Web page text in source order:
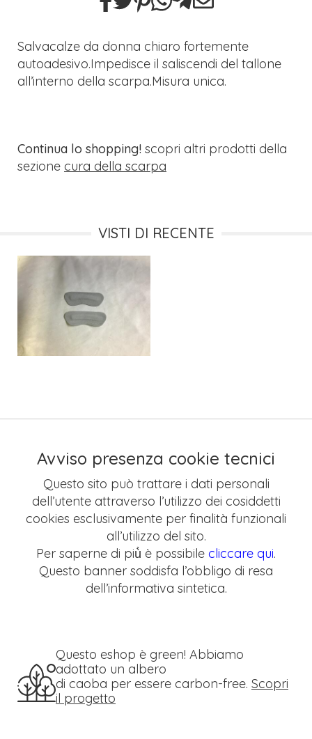
Salvacalze da donna chiaro fortemente
autoadesivo.Impedisce il saliscendi del tallone
all’interno della scarpa.Misura unica.
Continua lo shopping! scopri altri prodotti della
sezione cura della scarpa
VISTI DI RECENTE
Avviso presenza cookie tecnici
Questo sito può trattare i dati personali
dell’utente attraverso l’utilizzo dei cosiddetti
cookies esclusivamente per finalità funzionali
all’utilizzo del sito.
Per saperne di più̀ è possibile cliccare qui.
Questo banner soddisfa l’obbligo di resa
dell’informativa sintetica.
Questo eshop è green! Abbiamo
adottato un albero
di caoba per essere carbon-free. Scopri
il progetto